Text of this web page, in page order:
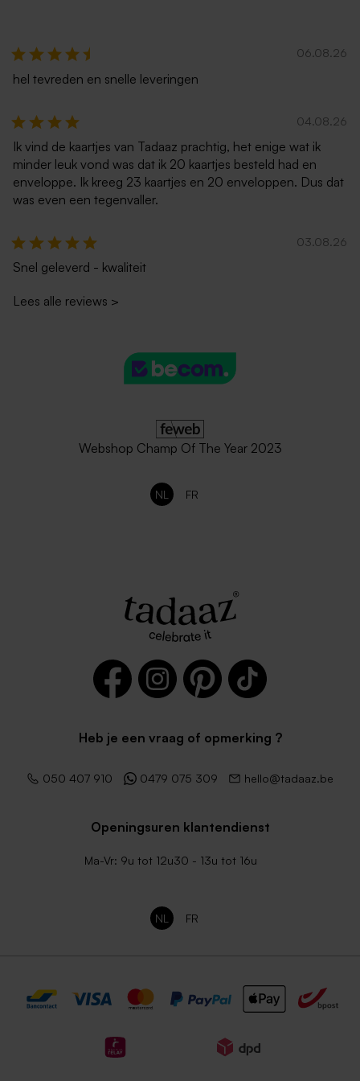
06.08.26
hel tevreden en snelle leveringen
04.08.26
Ik vind de kaartjes van Tadaaz prachtig, het enige wat ik
minder leuk vond was dat ik 20 kaartjes besteld had en
enveloppe. Ik kreeg 23 kaartjes en 20 enveloppen. Dus dat
was even een tegenvaller.
03.08.26
Snel geleverd - kwaliteit
Lees alle reviews >
Webshop Champ Of The Year 2023
NL FR
Heb je een vraag of opmerking ?
050 407 910 0479 075 309 hello@tadaaz.be
Openingsuren klantendienst
Ma-Vr: 9u tot 12u30 - 13u tot 16u
NL FR